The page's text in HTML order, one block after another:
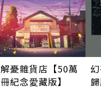
解憂雜貨店【50萬
冊紀念愛藏版】